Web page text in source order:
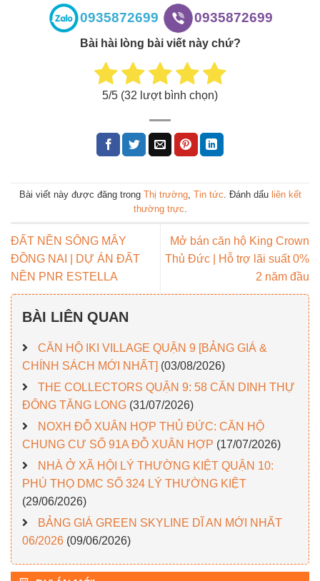
0935872699 0935872699
Bài hài lòng bài viết này chứ?
5/5 (32 lượt bình chọn)
Bài viết này được đăng trong Thị trường, Tin tức. Đánh dấu liên kết
thường trực.
ĐẤT NỀN SÔNG MÂY
ĐỒNG NAI | DỰ ÁN ĐẤT
NỀN PNR ESTELLA
Mở bán căn hộ King Crown
Thủ Đức | Hỗ trợ lãi suất 0%
2 năm đầu
BÀI LIÊN QUAN
CĂN HỘ IKI VILLAGE QUẬN 9 [BẢNG GIÁ &
CHÍNH SÁCH MỚI NHẤT] (03/08/2026)
THE COLLECTORS QUẬN 9: 58 CĂN DINH THỰ
ĐÔNG TĂNG LONG (31/07/2026)
NOXH ĐỖ XUÂN HỢP THỦ ĐỨC: CĂN HỘ
CHUNG CƯ SỐ 91A ĐỖ XUÂN HỢP (17/07/2026)
NHÀ Ở XÃ HỘI LÝ THƯỜNG KIỆT QUẬN 10:
PHÚ THỌ DMC SỐ 324 LÝ THƯỜNG KIỆT
(29/06/2026)
BẢNG GIÁ GREEN SKYLINE DĨ AN MỚI NHẤT
06/2026 (09/06/2026)